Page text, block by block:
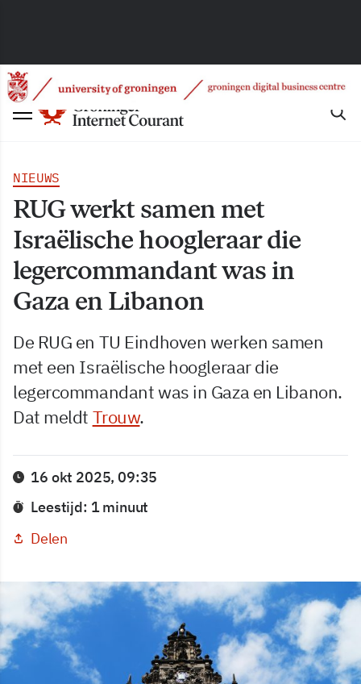
NIEUWS
RUG werkt samen met
Israëlische hoogleraar die
legercommandant was in
Gaza en Libanon
De RUG en TU Eindhoven werken samen
met een Israëlische hoogleraar die
legercommandant was in Gaza en Libanon.
Dat meldt Trouw.
16 okt 2025, 09:35
Leestijd: 1 minuut
Delen